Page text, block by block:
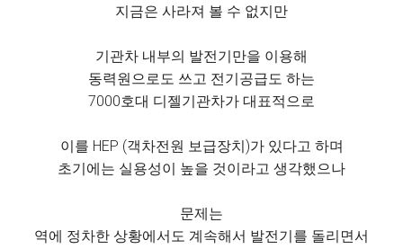
지금은 사라져 볼 수 없지만
기관차 내부의 발전기만을 이용해
동력원으로도 쓰고 전기공급도 하는
7000호대 디젤기관차가 대표적으로
이를 HEP (객차전원 보급장치)가 있다고 하며
초기에는 실용성이 높을 것이라고 생각했으나
문제는
역에 정차한 상황에서도 계속해서 발전기를 돌리면서